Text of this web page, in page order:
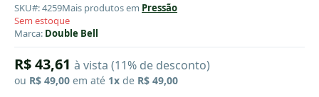
SKU#: 4259Mais produtos em Pressão
Sem estoque
Marca: Double Bell
R$ 43,61 à vista (11% de desconto)
ou R$ 49,00 em até 1x de R$ 49,00